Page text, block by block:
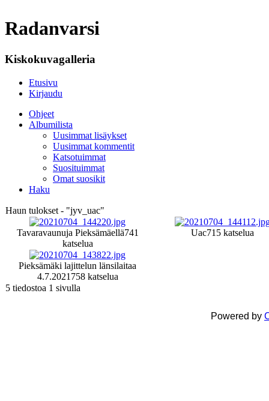
Radanvarsi
Kiskokuvagalleria
Etusivu
Kirjaudu
Ohjeet
Albumilista
Uusimmat lisäykset
Uusimmat kommentit
Katsotuimmat
Suosituimmat
Omat suosikit
Haku
Haun tulokset - "jyv_uac"
Tavaravaunuja Pieksämäellä741
katselua
Uac715 katselua
Pieksämäki lajittelun länsilaitaa
4.7.2021 758 katselua
5 tiedostoa 1 sivulla
Powered by